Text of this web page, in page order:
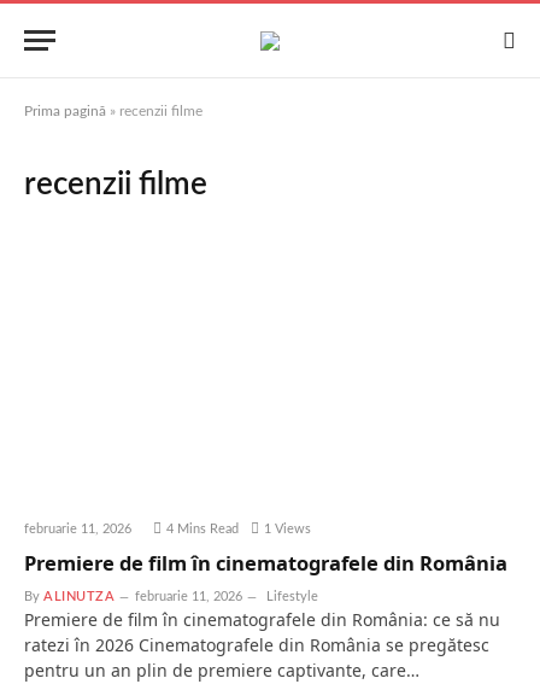
Prima pagină » recenzii filme
recenzii filme
februarie 11, 2026 4 Mins Read 1 Views
Premiere de film în cinematografele din România
By ALINUTZA februarie 11, 2026 Lifestyle
Premiere de film în cinematografele din România: ce să nu
ratezi în 2026 Cinematografele din România se pregătesc
pentru un an plin de premiere captivante, care…